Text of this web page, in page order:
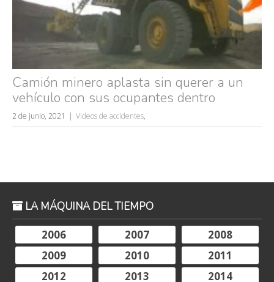
Camión minero aplasta sin querer a un
vehículo con sus ocupantes dentro
2 de junio, 2021 Videos de accidentes,
LA MÁQUINA DEL TIEMPO
2006
2007
2008
2009
2010
2011
2012
2013
2014